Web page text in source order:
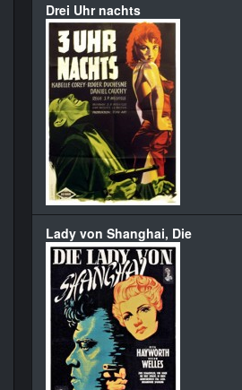
Drei Uhr nachts
Lady von Shanghai, Die